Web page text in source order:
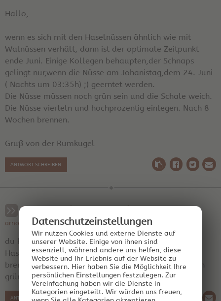
Datenschutz­einstellungen
Wir nutzen Cookies und externe Dienste auf
unserer Website. Einige von ihnen sind
essenziell, während andere uns helfen, diese
Website und Ihr Erlebnis auf der Website zu
verbessern. Hier haben Sie die Möglichkeit Ihre
persönlichen Einstellungen festzulegen. Zur
Vereinfachung haben wir die Dienste in
Kategorien eingeteilt. Wir würden uns freuen,
Hallo,
wenn es sich mit den Haselnüssen ähnlich wie mit
Walnüssen verhält, dann ist der optimale Zeitpunkt
ende Juni. Einige Kollegen behaupten,der Schnaps
gelingt nur,wenn die Nüsse am Johanistag,dem 24. Juni
( Nachts um 03:35h) ;) geerntet werden.
Die Nüsse müssen noch grün sein und die Schale weich.
Die Nüsse vierteln und hochprozentig einlegen. Nach 8
Wochen brennen.
Gruß von der Rumkugel
ANTWORT SCHREIBEN
RE: Haselnuss - Geist.
arnold schuster am 13.09.2013 08:10:45 | Region: hinten links
du kannst auch die etwas in alkohol eingeweichten
Haselnüsse aus dem Supermarkt direkt als Geit
brennen, funktioniert auch. Aber die Variante mit den
grünen Nüssen ist wahrscheinlich aromatischer
ANTWORT SCHREIBEN